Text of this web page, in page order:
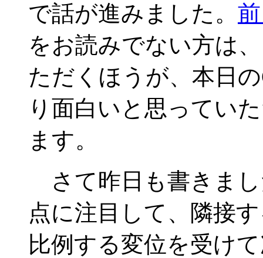
で話が進みました。
をお読みでない方は
ただくほうが、本日
り面白いと思ってい
ます。
さて昨日も書きま
点に注目して、隣接
比例する変位を受け